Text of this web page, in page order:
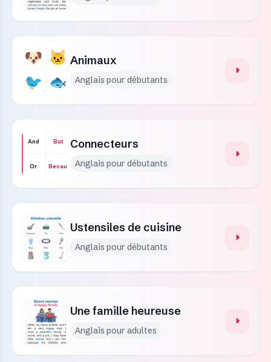
Animaux
Anglais pour débutants
And But
Or Because
Connecteurs
Anglais pour débutants
Ustensiles de cuisine
Anglais pour débutants
Une famille heureuse
Anglais pour adultes